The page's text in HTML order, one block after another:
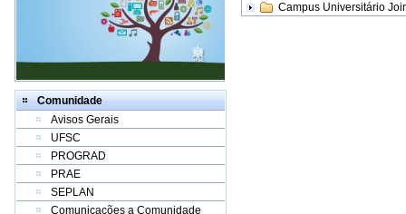
Comunidade
Avisos Gerais
UFSC
PROGRAD
PRAE
SEPLAN
Comunicações a Comunidade
Campus Universitário